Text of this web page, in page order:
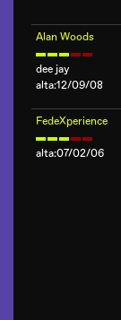
Alan Woods
dee jay
alta:12/09/08
FedeXperience
alta:07/02/06